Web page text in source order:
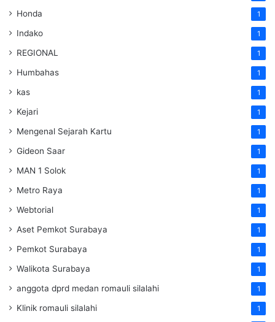
Honda 1
Indako 1
REGIONAL 1
Humbahas 1
kas 1
Kejari 1
Mengenal Sejarah Kartu 1
Gideon Saar 1
MAN 1 Solok 1
Metro Raya 1
Webtorial 1
Aset Pemkot Surabaya 1
Pemkot Surabaya 1
Walikota Surabaya 1
anggota dprd medan romauli silalahi 1
Klinik romauli silalahi 1